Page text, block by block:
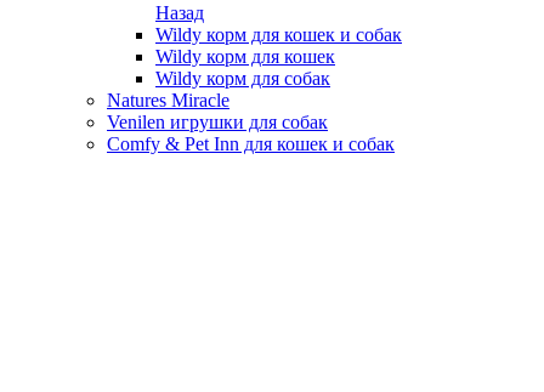
Назад
Wildy корм для кошек и собак
Wildy корм для кошек
Wildy корм для собак
Natures Miracle
Venilen игрушки для собак
Comfy & Pet Inn для кошек и собак